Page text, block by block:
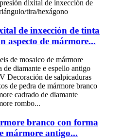
de inxección de tinta
aspecto de mármore...
branco con forma
mármore antigo...